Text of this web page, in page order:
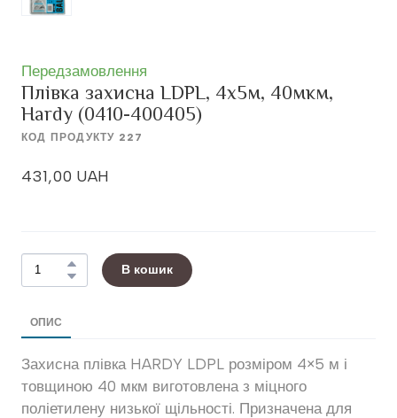
Передзамовлення
Плівка захисна LDPL, 4х5м, 40мкм,
Hardy (0410-400405)
КОД ПРОДУКТУ 227
431,00 UAH
В кошик
ОПИС
Захисна плівка HARDY LDPL розміром 4×5 м і
товщиною 40 мкм виготовлена з міцного
поліетилену низької щільності. Призначена для